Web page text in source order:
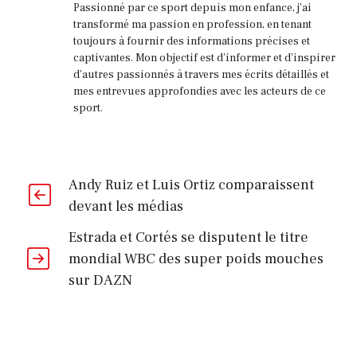
Passionné par ce sport depuis mon enfance, j'ai
transformé ma passion en profession, en tenant
toujours à fournir des informations précises et
captivantes. Mon objectif est d'informer et d'inspirer
d'autres passionnés à travers mes écrits détaillés et
mes entrevues approfondies avec les acteurs de ce
sport.
Andy Ruiz et Luis Ortiz comparaissent
devant les médias
Estrada et Cortés se disputent le titre
mondial WBC des super poids mouches
sur DAZN